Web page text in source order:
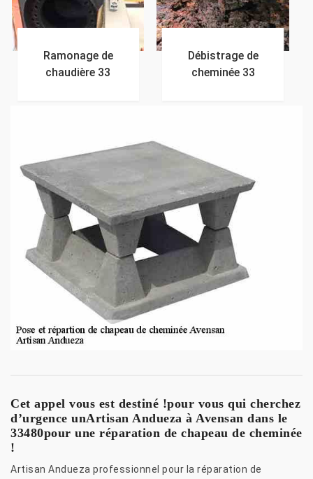
Ramonage de
chaudière 33
Débistrage de
cheminée 33
Cet appel vous est destiné !pour vous qui cherchez
d’urgence unArtisan Andueza à Avensan dans le
33480pour une réparation de chapeau de cheminée
!
Artisan Andueza professionnel pour la réparation de